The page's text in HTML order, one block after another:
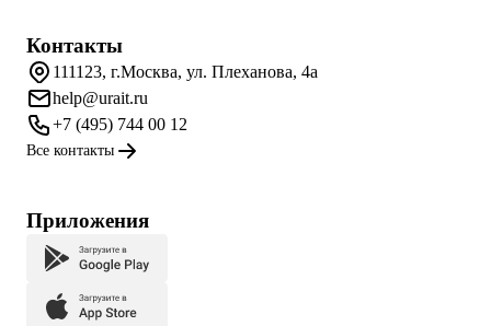
Контакты
111123, г.Москва, ул. Плеханова, 4а
help@urait.ru
+7 (495) 744 00 12
Все контакты
Приложения